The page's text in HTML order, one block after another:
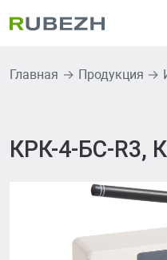
Главная Продукция
КРК-4-БС-R3,